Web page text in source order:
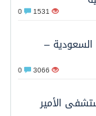
1531
السعودية –
3066
الأمير